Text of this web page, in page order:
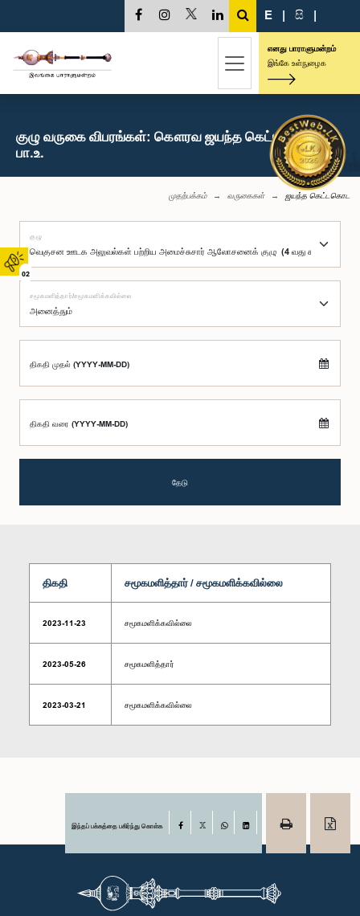
02
E | සි |
எனது பாராளுமன்றம்
இங்கே உள்நுழைக
குழு வருகை விபரங்கள்: கௌரவ ஜயந்த கெட்டகொட,
பா.உ.
முதற்பக்கம் வருகைகள் ஜயந்த கெட்டகொட
குழு
சமூகமளித்தார்/சமூகமளிக்கவில்லை
திகதி முதல் (YYYY-MM-DD)
திகதி வரை (YYYY-MM-DD)
தேடு
திகதி சமூகமளித்தார் / சமூகமளிக்கவில்லை
2023-11-23 சமூகமளிக்கவில்லை
2023-05-26 சமூகமளித்தார்
2023-03-21 சமூகமளிக்கவில்லை
இந்தப் பக்கத்தை பகிர்ந்து கொள்க Facebook